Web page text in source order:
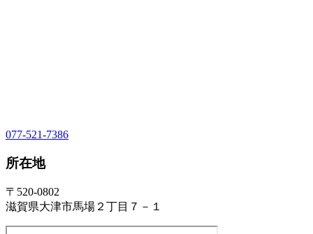
077-521-7386
所在地
〒520-0802
滋賀県大津市馬場２丁目７－１